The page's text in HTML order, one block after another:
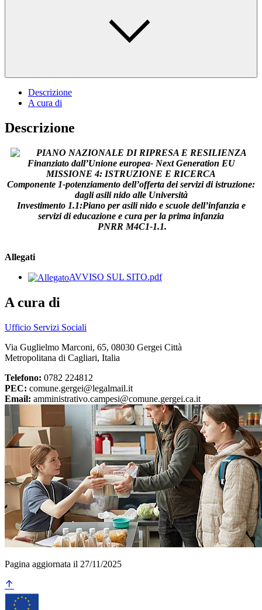
Descrizione
A cura di
Descrizione
PIANO NAZIONALE DI RIPRESA E RESILIENZA
Finanziato dall’Unione europea- Next Generation EU
MISSIONE 4: ISTRUZIONE E RICERCA
Componente 1-potenziamento dell’offerta dei servizi di istruzione:
dagli asili nido alle Università
Investimento 1.1:Piano per asili nido e scuole dell’infanzia e
servizi di educazione e cura per la prima infanzia
PNRR M4C1-1.1.
Allegati
AVVISO SUL SITO.pdf
A cura di
Ufficio Servizi Sociali
Via Guglielmo Marconi, 65, 08030 Gergei Città
Metropolitana di Cagliari, Italia
Telefono: 0782 224812
PEC: comune.gergei@legalmail.it
Email: amministrativo.campesi@comune.gergei.ca.it
Pagina aggiornata il 27/11/2025